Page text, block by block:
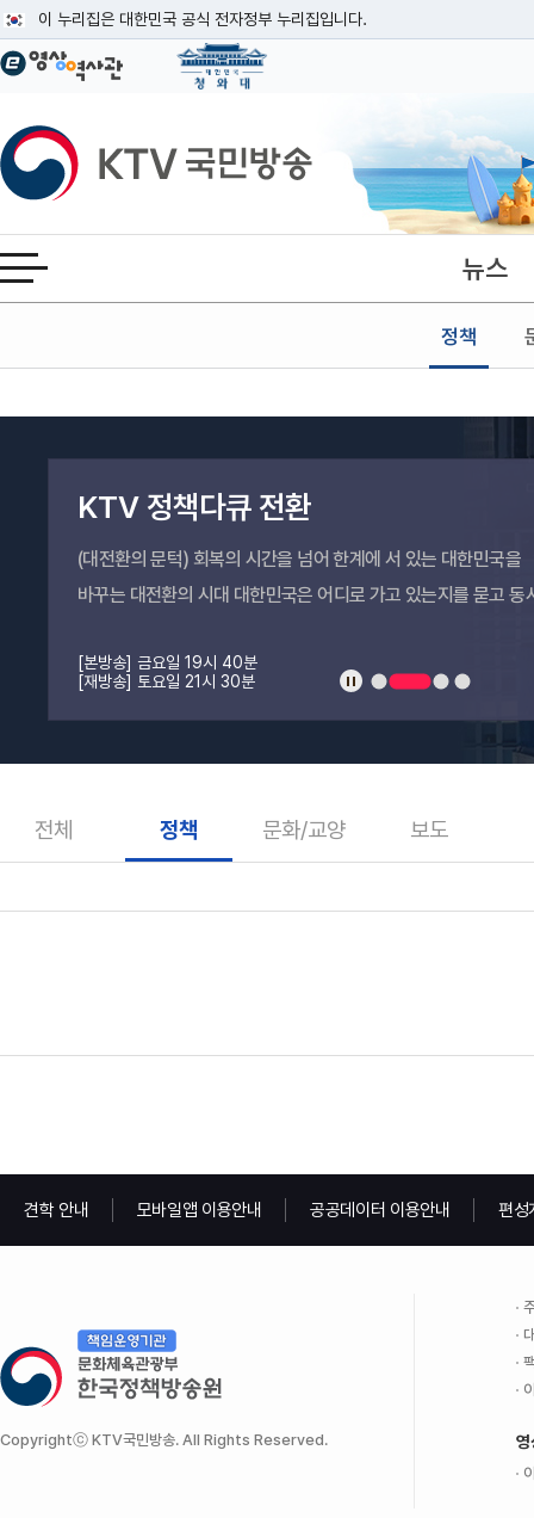
이 누리집은 대한민국 공식 전자정부 누리집입니다.
공식 누리집 주소 확인하기
이밖에 or.kr 또는 .kr등 다른 도메인 주소를 사용하고 있다면 아래 URL에서
운영중인 공식 누리집보기
KTV국민방송
전체메뉴 열기 뉴스
정책
본문
정지1 2 3 4
KTV 정책다큐 전환
(대전환의 문턱) 회복의 시간을 넘어 한계에 서 있는 대한민국을
바꾸는 대전환의 시대 대한민국은 어디로 가고 있는지를 묻고 동
[본방송] 금요일 19시 40분
[재방송] 토요일 21시 30분
전체 정책 문화/교양 보도
견학 안내 모바일앱 이용안내 공공데이터 이용안내 편성
Copyrightⓒ KTV국민방송. All Rights Reserved. 영